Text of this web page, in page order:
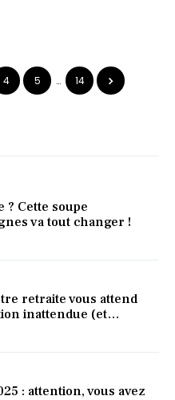
4 5 … 14
? Cette soupe
va tout changer !
retraite vous attend
inattendue (et
: attention, vous avez